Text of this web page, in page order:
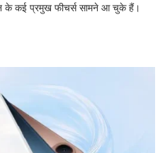
नया
देगा
दस्तक!
8000mAh
7-
इंच
के कई प्रमुख फीचर्स सामने आ चुके हैं।